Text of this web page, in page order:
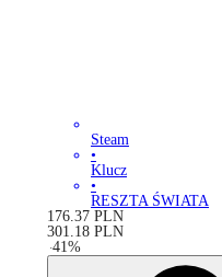
Steam
•
Klucz
•
RESZTA ŚWIATA
176.37 PLN
301.18 PLN
-41%